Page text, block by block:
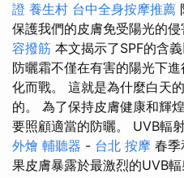
證 養生村 台中全身按摩推薦
保護我們的皮膚免受陽光的侵
容撥筋 本文揭示了SPF的含
防曬霜不僅在有害的陽光下
化而戰。 這就是為什麼白天
的。 為了保持皮膚健康和輝
要照顧適當的防曬。 UVB輻
外燴 輔聽器 - 台北 按摩 春季
果皮膚暴露於最激烈的UVB